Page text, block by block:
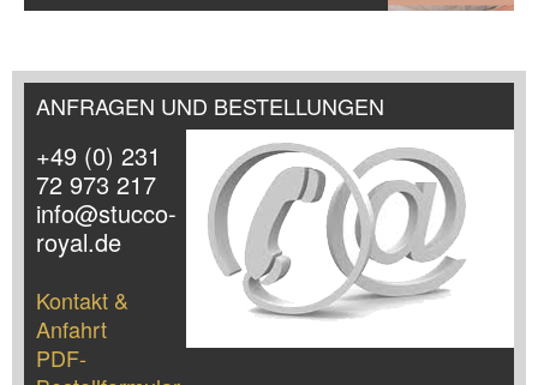
ANFRAGEN UND BESTELLUNGEN
+49 (0) 231
72 973 217
info@stucco-
royal.de
Kontakt &
Anfahrt
PDF-